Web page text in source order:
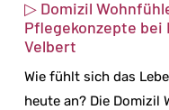
▷ Domizil
Pflegekonzepte bei
Velbert
Wie fühlt sich das
heute an? Die Domizil